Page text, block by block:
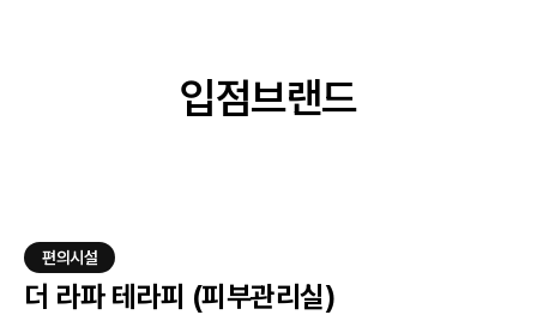
입점브랜드
편의시설
더 라파 테라피 (피부관리실)